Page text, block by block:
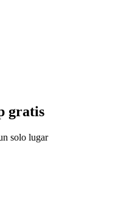
gratis
solo lugar